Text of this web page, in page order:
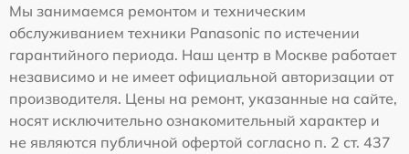
Мы занимаемся ремонтом и техническим
обслуживанием техники Panasonic по истечении
гарантийного периода. Наш центр в Москве работает
независимо и не имеет официальной авторизации от
производителя. Цены на ремонт, указанные на сайте,
носят исключительно ознакомительный характер и
не являются публичной офертой согласно п. 2 ст. 437